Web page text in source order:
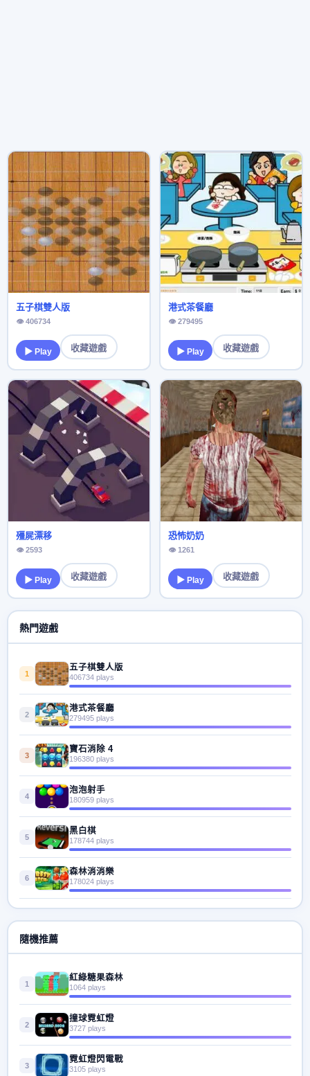
五子棋雙人版
👁 406734
▶ Play 收藏遊戲
港式茶餐廳
👁 279495
▶ Play 收藏遊戲
殭屍漂移
👁 2593
▶ Play 收藏遊戲
恐怖奶奶
👁 1261
▶ Play 收藏遊戲
熱門遊戲
1
五子棋雙人版
406734 plays
2
港式茶餐廳
279495 plays
3
寶石消除 4
196380 plays
4
泡泡射手
180959 plays
5
黑白棋
178744 plays
6
森林消消樂
178024 plays
隨機推薦
1
紅綠糖果森林
1064 plays
2
撞球霓虹燈
3727 plays
3
霓虹燈閃電戰
3105 plays